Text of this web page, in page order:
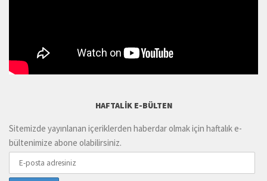
HAFTALIK E-BÜLTEN
Sitemizde yayınlanan içeriklerden haberdar olmak için haftalık e-
bültenimize abone olabilirsiniz.